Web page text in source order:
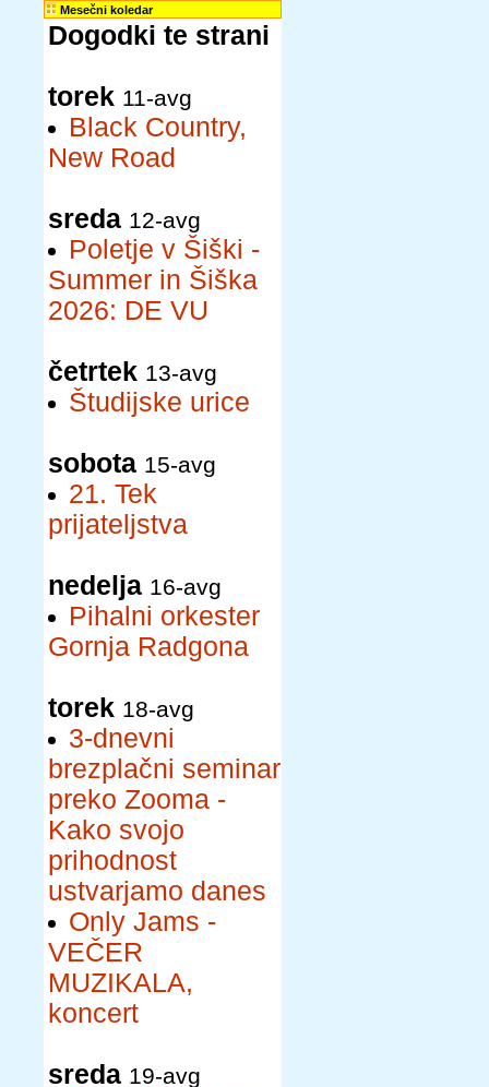
Mesečni koledar
Dogodki te strani
torek 11-avg
Black Country,
New Road
sreda 12-avg
Poletje v Šiški -
Summer in Šiška
2026: DE VU
četrtek 13-avg
Študijske urice
sobota 15-avg
21. Tek
prijateljstva
nedelja 16-avg
Pihalni orkester
Gornja Radgona
torek 18-avg
3-dnevni
brezplačni seminar
preko Zooma -
Kako svojo
prihodnost
ustvarjamo danes
Only Jams -
VEČER
MUZIKALA,
koncert
sreda 19-avg